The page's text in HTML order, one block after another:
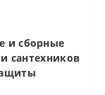
и сборные
сантехников